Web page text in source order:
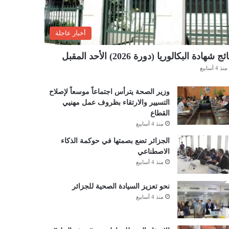
أخبار عاجلة
شهادة البكالوريا (دورة 2026) الأحد المقبل
منذ 4 أسابيع
وزير الصحة يترأس اجتماعاً موسعاً لإصلاح
التسيير والارتقاء بظروف عمل مهنيي
القطاع
منذ 4 أسابيع
الجزائر تضع بصمتها في حوكمة الذكاء
الاصطناعي
منذ 4 أسابيع
نحو تعزيز السيادة الصحية للجزائر
منذ 4 أسابيع